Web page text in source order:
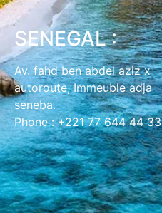
SENEGAL :
Av. fahd ben abdel aziz x
autoroute, Immeuble adja
seneba.
Phone : +221 77 644 44 33